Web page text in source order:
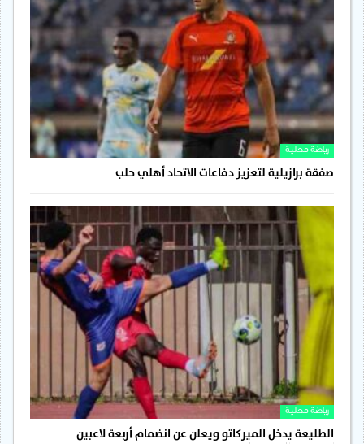
رياضة محلية
صفقة برازيلية لتعزيز دفاعات الاتحاد أهلي حلب
رياضة محلية
الطليعة يدخل الميركاتو ويعلن عن انضمام أربعة لاعبين